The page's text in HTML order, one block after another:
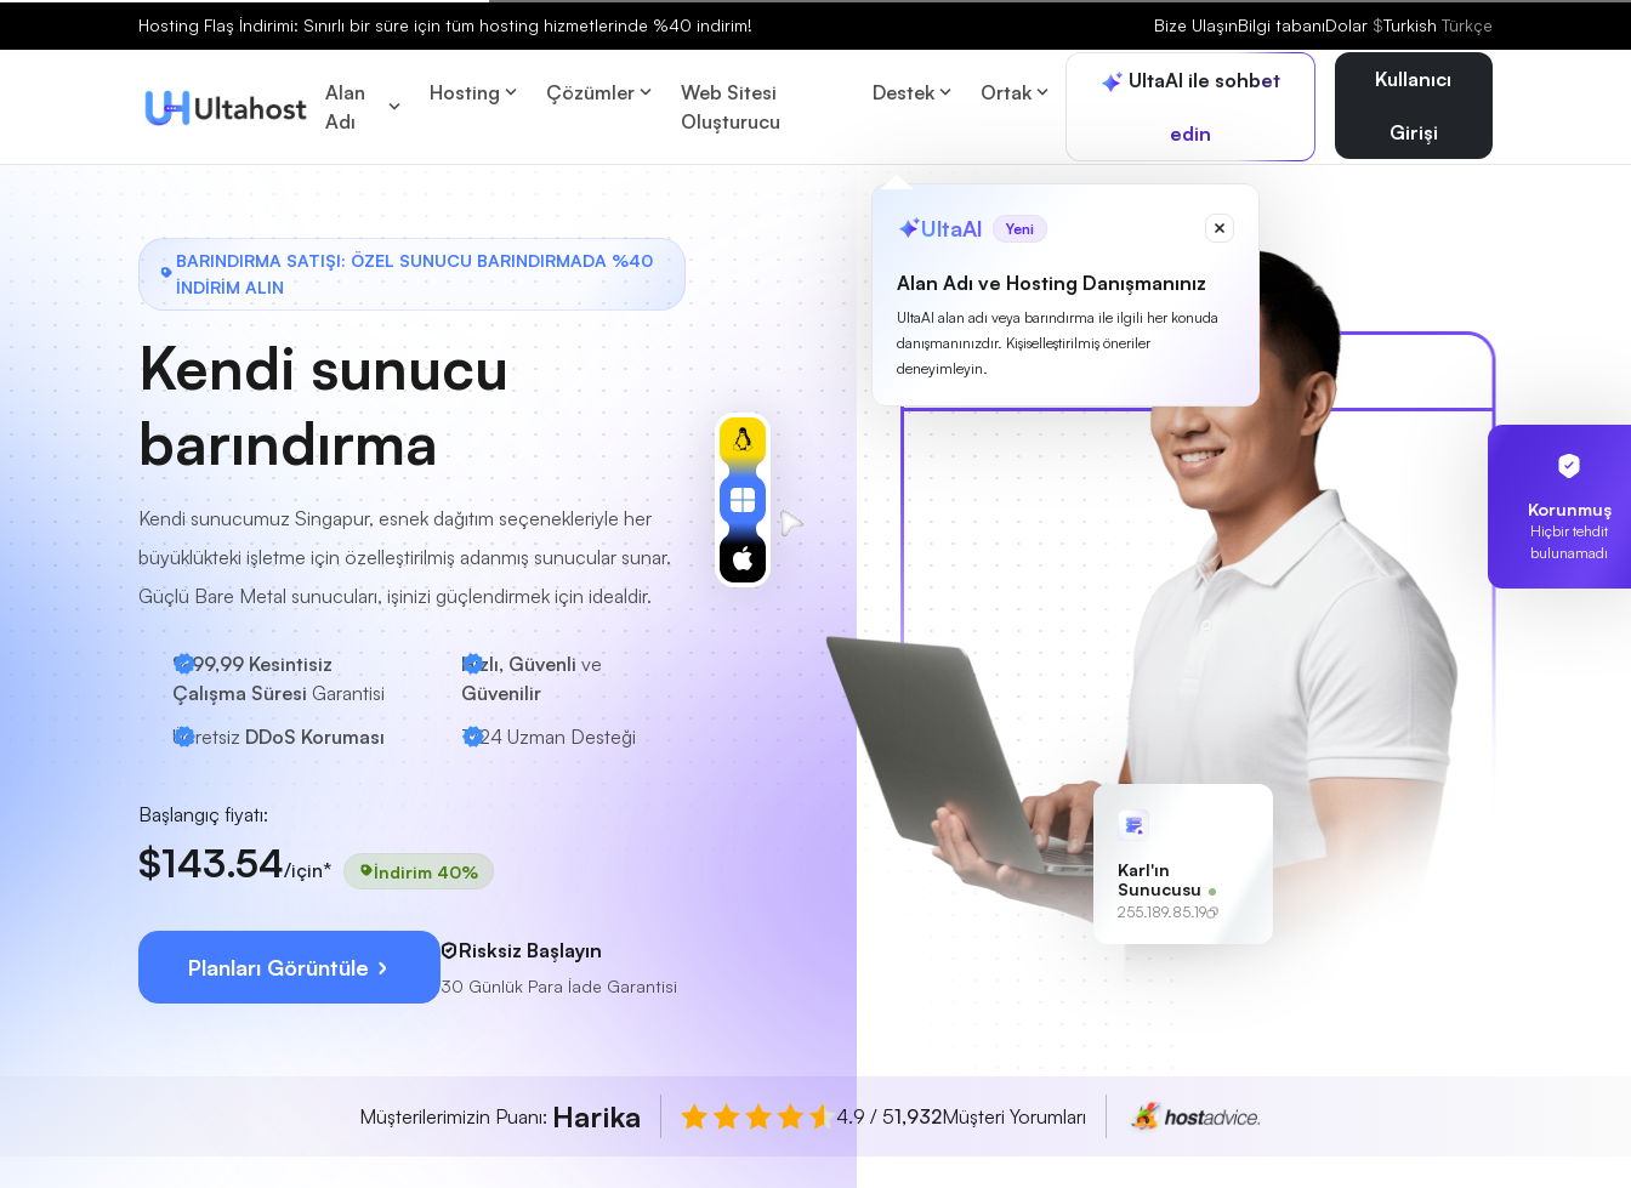
Hosting Flaş İndirimi: Sınırlı bir süre için tüm hosting hizmetlerinde %40 indirim! Bize UlaşınBilgi tabanıDolar $Turkish Türkçe
Alan
Adı
Hosting Çözümler
Web Sitesi
Oluşturucu
Destek Ortak UltaAI ile sohbet
edin
UltaAI Yeni
Alan Adı ve Hosting Danışmanınız
UltaAI alan adı veya barındırma ile ilgili her konuda
danışmanınızdır. Kişiselleştirilmiş öneriler
deneyimleyin.
Kullanıcı
Girişi
BARINDIRMA SATIŞI: ÖZEL SUNUCU BARINDIRMADA %40
İNDİRİM ALIN
Kendi sunucu
barındırma
Kendi sunucumuz Singapur, esnek dağıtım seçenekleriyle her
büyüklükteki işletme için özelleştirilmiş adanmış sunucular sunar.
Güçlü Bare Metal sunucuları, işinizi güçlendirmek için idealdir.
%99,99 Kesintisiz
Çalışma Süresi Garantisi
Hızlı, Güvenli ve
Güvenilir
Ücretsiz DDoS Koruması 7/24 Uzman Desteği
Başlangıç fiyatı:
$143.54/için* İndirim 40%
Planları Görüntüle
Risksiz Başlayın
30 Günlük Para İade Garantisi
Korunmuş
Hiçbir tehdit
bulunamadı
Karl'ın
Sunucusu
255.189.85.19
Müşterilerimizin Puanı: Harika 4.9 / 51,932Müşteri Yorumları